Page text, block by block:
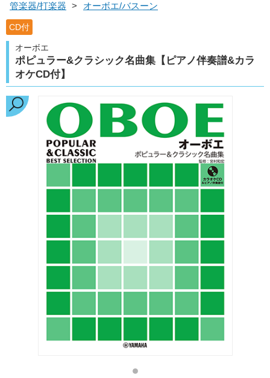
管楽器/打楽器 > オーボエ/バスーン
CD付
オーボエ
ポピュラー&クラシック名曲集【ピアノ伴奏譜&カラ
オケCD付】